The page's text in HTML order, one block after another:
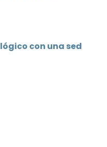
con una sed